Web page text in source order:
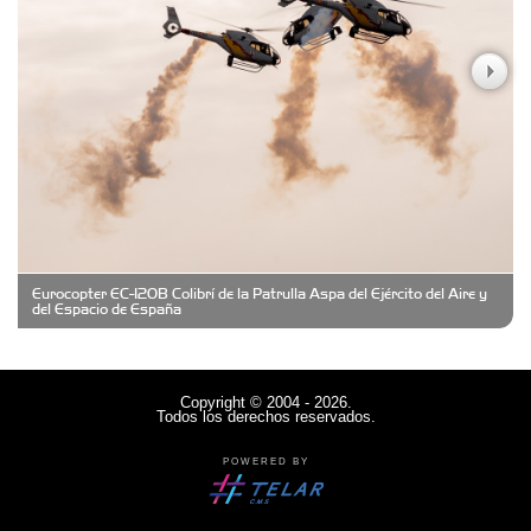
Casa Berta
Clima Castelar
CONSERVAS YAMASIRO
Cubanico´s - Cubanitos Rellenos!
Denisi Market
Eurocopter EC-120B Colibrí de la Patrulla Aspa del Ejército del Aire y
del Espacio de España
Copyright © 2004 - 2026.
Todos los derechos reservados.
POWERED BY